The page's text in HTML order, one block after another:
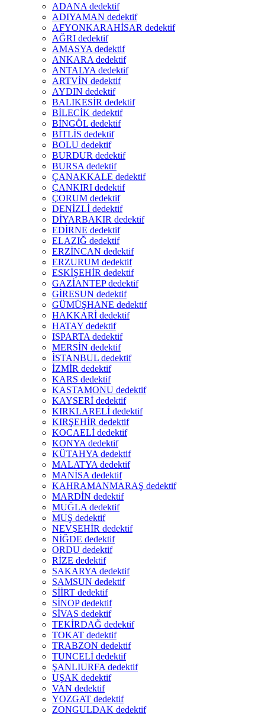
ADANA dedektif
ADIYAMAN dedektif
AFYONKARAHİSAR dedektif
AĞRI dedektif
AMASYA dedektif
ANKARA dedektif
ANTALYA dedektif
ARTVİN dedektif
AYDIN dedektif
BALIKESİR dedektif
BİLECİK dedektif
BİNGÖL dedektif
BİTLİS dedektif
BOLU dedektif
BURDUR dedektif
BURSA dedektif
ÇANAKKALE dedektif
ÇANKIRI dedektif
ÇORUM dedektif
DENİZLİ dedektif
DİYARBAKIR dedektif
EDİRNE dedektif
ELAZIĞ dedektif
ERZİNCAN dedektif
ERZURUM dedektif
ESKİŞEHİR dedektif
GAZİANTEP dedektif
GİRESUN dedektif
GÜMÜŞHANE dedektif
HAKKARİ dedektif
HATAY dedektif
ISPARTA dedektif
MERSİN dedektif
İSTANBUL dedektif
İZMİR dedektif
KARS dedektif
KASTAMONU dedektif
KAYSERİ dedektif
KIRKLARELİ dedektif
KIRŞEHİR dedektif
KOCAELİ dedektif
KONYA dedektif
KÜTAHYA dedektif
MALATYA dedektif
MANİSA dedektif
KAHRAMANMARAŞ dedektif
MARDİN dedektif
MUĞLA dedektif
MUŞ dedektif
NEVŞEHİR dedektif
NİĞDE dedektif
ORDU dedektif
RİZE dedektif
SAKARYA dedektif
SAMSUN dedektif
SİİRT dedektif
SİNOP dedektif
SİVAS dedektif
TEKİRDAĞ dedektif
TOKAT dedektif
TRABZON dedektif
TUNCELİ dedektif
ŞANLIURFA dedektif
UŞAK dedektif
VAN dedektif
YOZGAT dedektif
ZONGULDAK dedektif